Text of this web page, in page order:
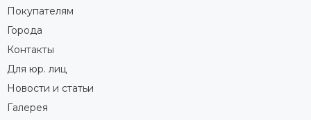
Покупателям
Города
Контакты
Для юр. лиц
Новости и статьи
Галерея